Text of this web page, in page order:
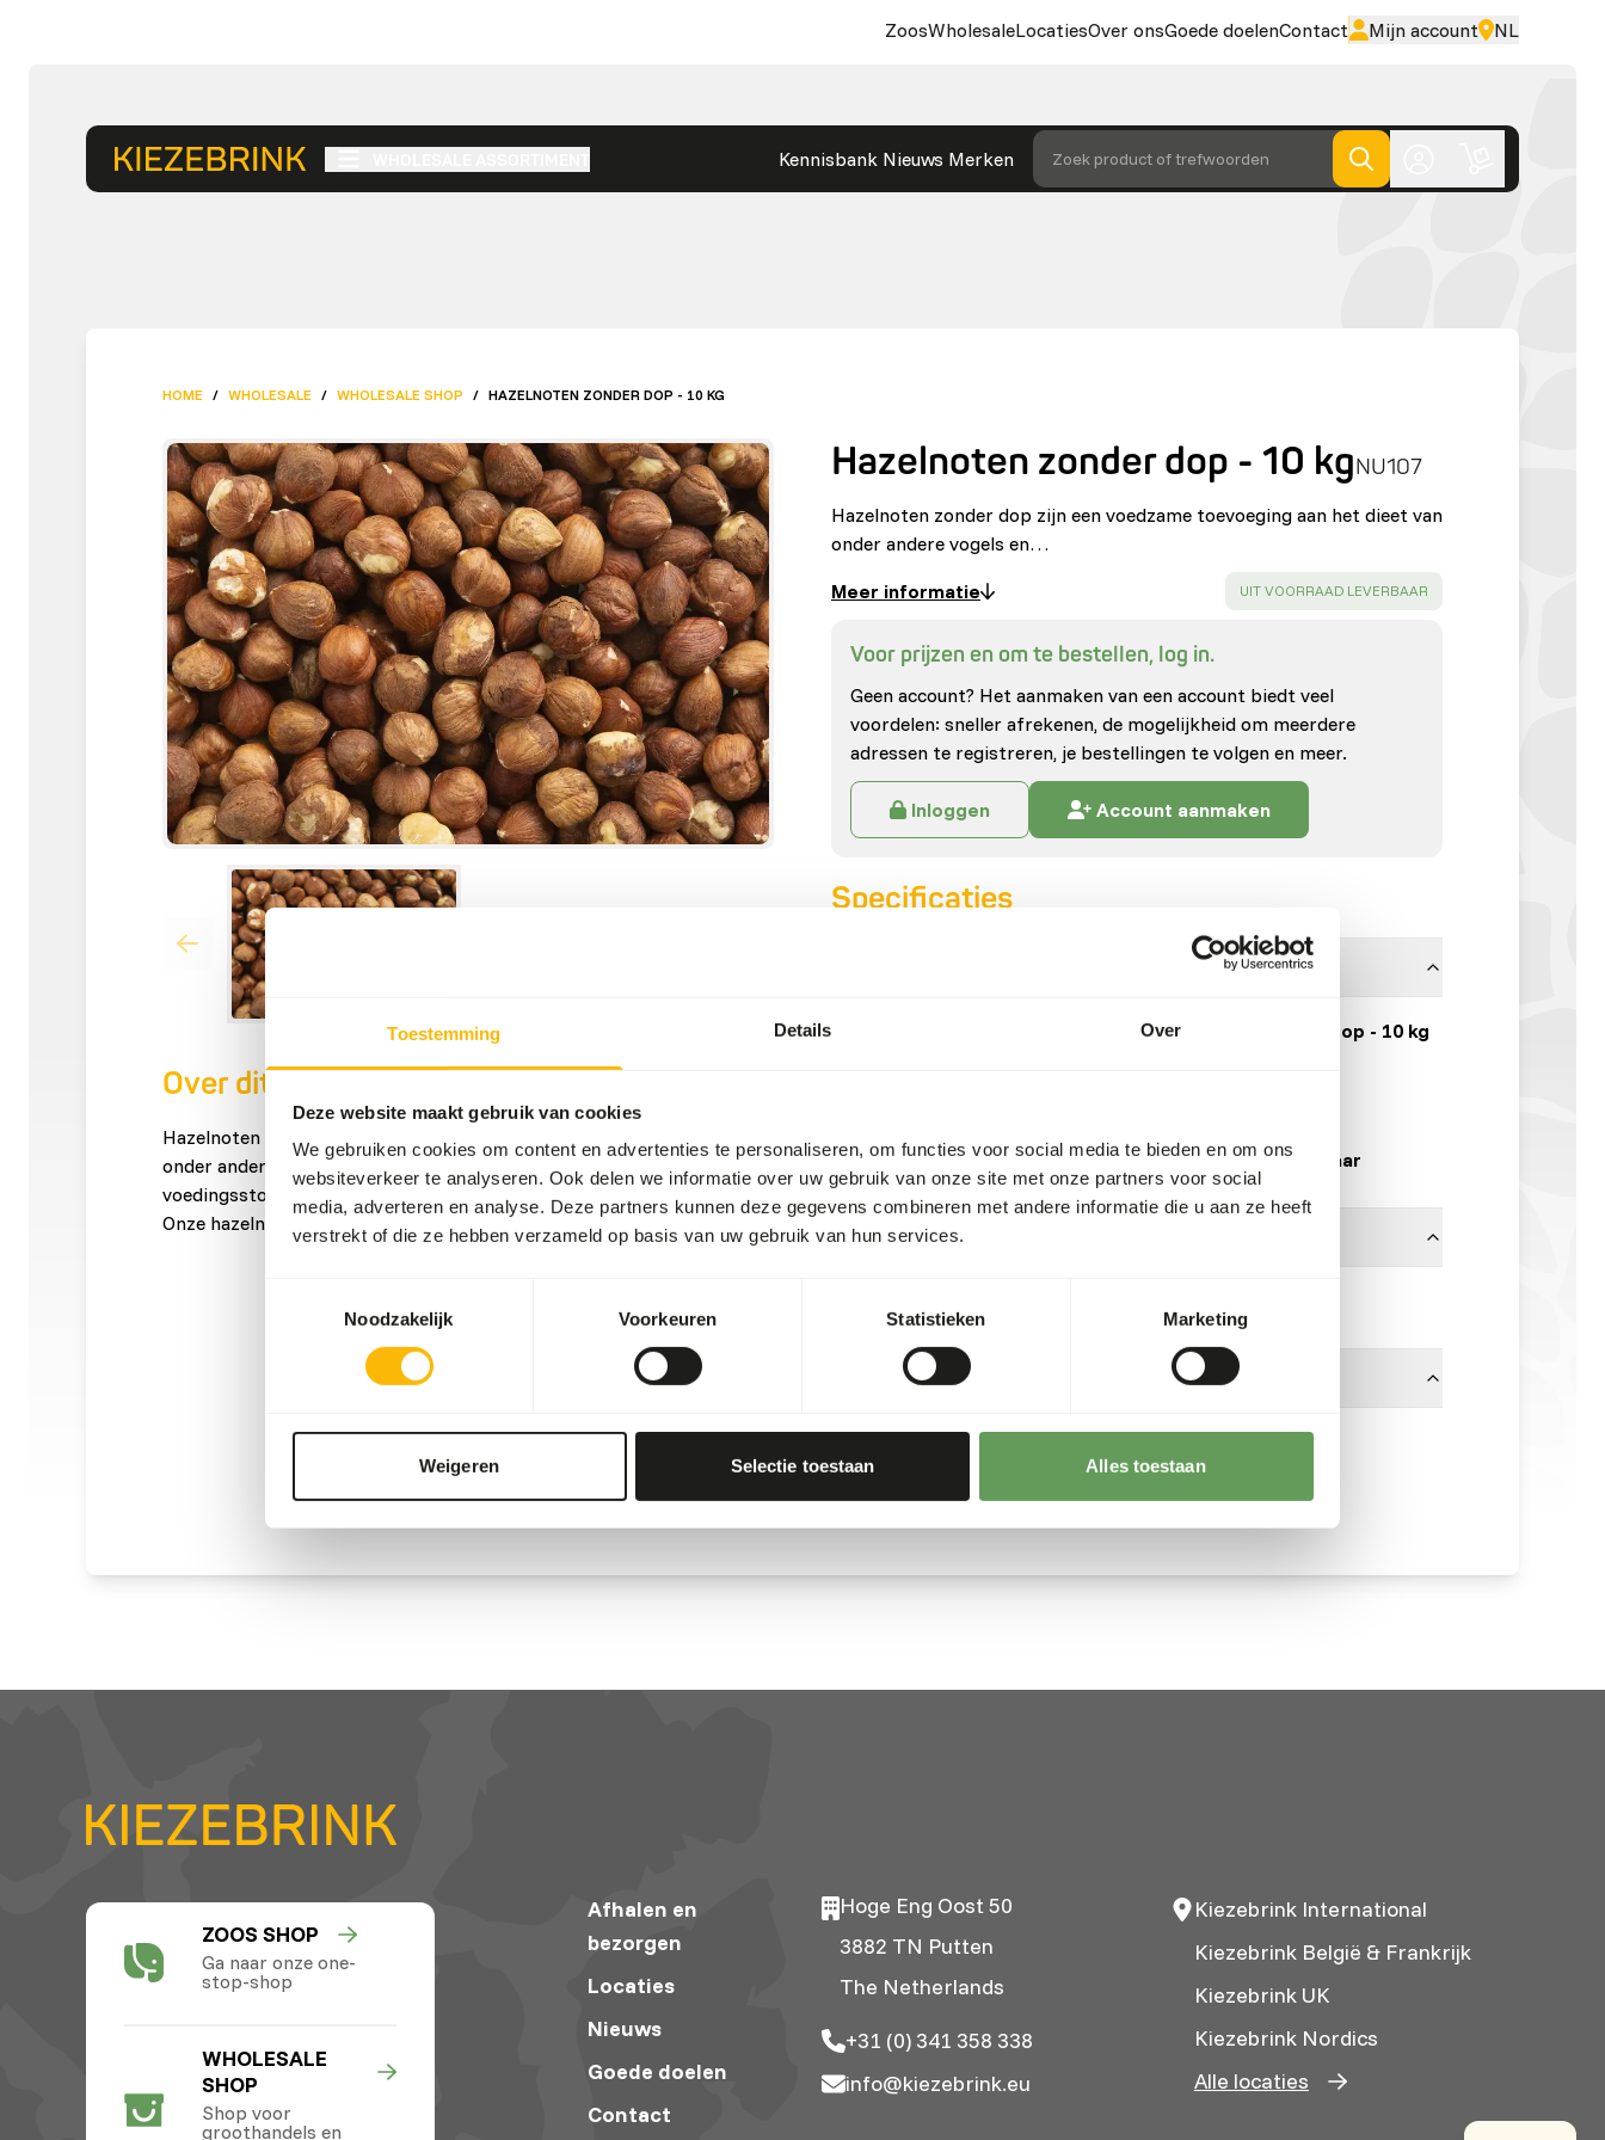
Toestemming Details Over
Deze website maakt gebruik van cookies
We gebruiken cookies om content en advertenties te personaliseren, om functies voor social media te bieden en om ons
websiteverkeer te analyseren. Ook delen we informatie over uw gebruik van onze site met onze partners voor social
media, adverteren en analyse. Deze partners kunnen deze gegevens combineren met andere informatie die u aan ze heeft
verstrekt of die ze hebben verzameld op basis van uw gebruik van hun services.
Noodzakelijk
Voorkeuren Statistieken Marketing
Weigeren Selectie toestaan Alles toestaan
ZoosWholesaleLocatiesOver onsGoede doelenContact Mijn account NL
Kennisbank Nieuws Merken Zoek product of trefwoorden
HOME / WHOLESALE / WHOLESALE SHOP / HAZELNOTEN ZONDER DOP - 10 KG
Over dit product
Hazelnoten zonder dop zijn een voedzame toevoeging aan het dieet van
onder andere vogels en primaten. Ze bieden hoogwaardige, natuurlijke
voedingsstoffen en zijn eenvoudig te eten door de ontbrekende schaal.
Onze hazelnoten zijn onbehandeld en volledig vrij van toevoegingen.
Hazelnoten zonder dop - 10 kgNU107
Hazelnoten zonder dop zijn een voedzame toevoeging aan het dieet van
onder andere vogels en…
Meer informatie
SUCCESS:
UIT VOORRAAD LEVERBAAR
Voor prijzen en om te bestellen, log in.
Geen account? Het aanmaken van een account biedt veel
voordelen: sneller afrekenen, de mogelijkheid om meerdere
adressen te registreren, je bestellingen te volgen en meer.
Inloggen Account aanmaken
Specificaties
Hazelnoten zonder dop - 10 kg
Voorraadstatus
Uit voorraad leverbaar
Details
Voedingsadvies
Kan ad libitum worden gevoerd.
ZOOS SHOP
Ga naar onze one-
stop-shop
WHOLESALE
SHOP
Shop voor
groothandels en
Afhalen en
bezorgen
Locaties
Nieuws
Goede doelen
Contact
Hoge Eng Oost 50
3882 TN Putten
The Netherlands
+31 (0) 341 358 338
info@kiezebrink.eu
Kiezebrink International
Kiezebrink België & Frankrijk
Kiezebrink UK
Kiezebrink Nordics
Alle locaties